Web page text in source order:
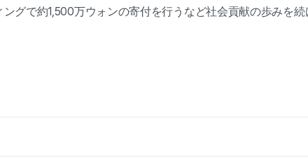
ングで約1,500万ウォンの寄付を行うなど社会貢献の歩みを続